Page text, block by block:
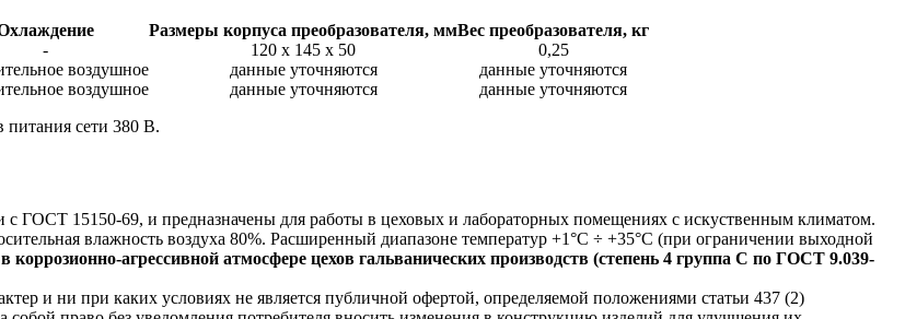
Размеры корпуса преобразователя, ммВес преобразователя, кг
- 120 х 145 х 50
0,25
воздушное данные уточняются
данные уточняются
воздушное данные уточняются
данные уточняются
питания сети 380 В.
ГОСТ 15150-69, и предназначены для работы в цеховых и лабораторных помещениях с искуственным климатом.
влажность воздуха 80%. Расширенный диапазоне температур +1°С ÷ +35°С (при ограничении выходной
агрессивной атмосфере цехов гальванических производств (степень 4 группа C по ГОСТ 9.039-
и ни при каких условиях не является публичной офертой, определяемой положениями статьи 437 (2)